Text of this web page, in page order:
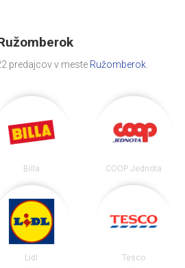
predajcov v meste Ružomberok.
Billa COOP Jednota
Lidl Tesco